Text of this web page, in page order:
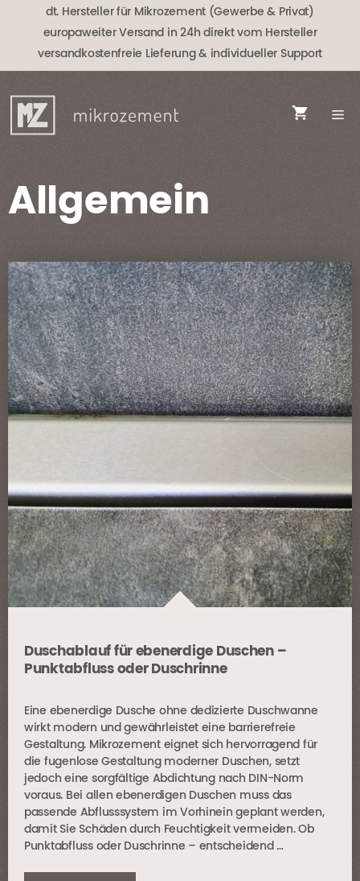
dt. Hersteller für Mikrozement (Gewerbe & Privat)
europaweiter Versand in 24h direkt vom Hersteller
versandkostenfreie Lieferung& individueller Support
Allgemein
Duschablauf für ebenerdige Duschen –
Punktabfluss oder Duschrinne
Eine ebenerdige Dusche ohne dedizierte Duschwanne
wirkt modern und gewährleistet eine barrierefreie
Gestaltung. Mikrozement eignet sich hervorragend für
die fugenlose Gestaltung moderner Duschen, setzt
jedoch eine sorgfältige Abdichtung nach DIN-Norm
voraus. Bei allen ebenerdigen Duschen muss das
passende Abflusssystem im Vorhinein geplant werden,
damit Sie Schäden durch Feuchtigkeit vermeiden. Ob
Punktabfluss oder Duschrinne – entscheidend …